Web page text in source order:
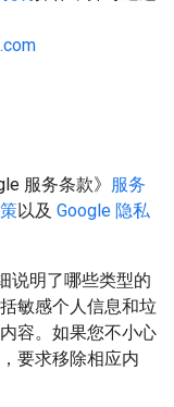
服务条款》 服务
以及 Google 隐私
说明了哪些类型的
敏感个人信息和垃
容。如果您不小心
，要求移除相应内